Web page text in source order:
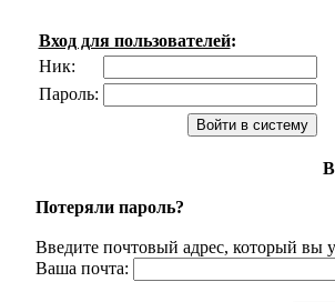
Вход для пользователей:
Ник:
Пароль:
Потеряли пароль?
Введите почтовый адрес, который вы
Ваша почта: